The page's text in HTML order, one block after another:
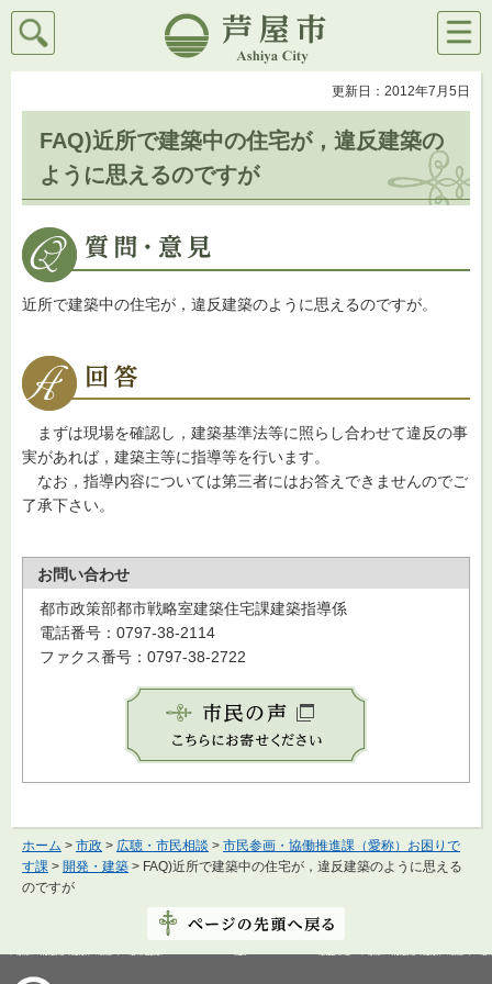
芦屋市
検索
メニ
ュー
更新日：2012年7月5日
FAQ)近所で建築中の住宅が，違反建築の
ように思えるのですが
近所で建築中の住宅が，違反建築のように思えるのですが。
まずは現場を確認し，建築基準法等に照らし合わせて違反の事
実があれば，建築主等に指導等を行います。
なお，指導内容については第三者にはお答えできませんのでご
了承下さい。
お問い合わせ
都市政策部都市戦略室建築住宅課建築指導係
電話番号：0797-38-2114
ファクス番号：0797-38-2722
ホーム > 市政 > 広聴・市民相談 > 市民参画・協働推進課（愛称）お困りで
す課 > 開発・建築 > FAQ)近所で建築中の住宅が，違反建築のように思える
のですが